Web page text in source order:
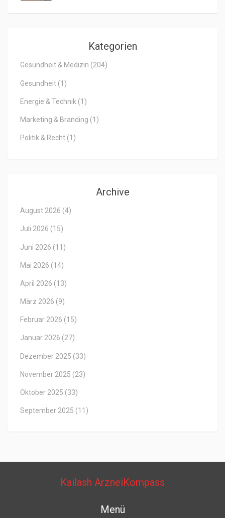
Kategorien
Gesundheit & Medizin (204)
Gesundheit (1)
Energie & Technik (1)
Marketing & Branding (1)
Politik & Recht (1)
Archive
August 2026 (4)
Juli 2026 (15)
Juni 2026 (11)
Mai 2026 (14)
April 2026 (13)
März 2026 (9)
Februar 2026 (15)
Januar 2026 (27)
Dezember 2025 (33)
November 2025 (23)
Oktober 2025 (33)
September 2025 (11)
Kailash ArzneiKompass
Menü